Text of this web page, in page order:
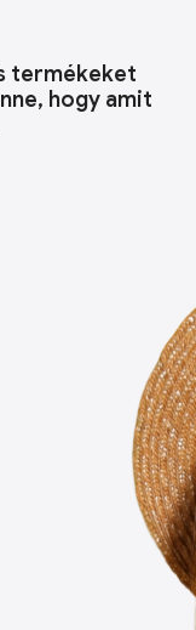
termékeket
hogy amit